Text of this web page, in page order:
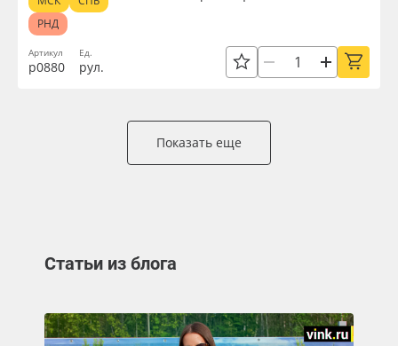
Артикул
р0880
Ед.
рул.
РНД
Показать еще
Статьи из блога